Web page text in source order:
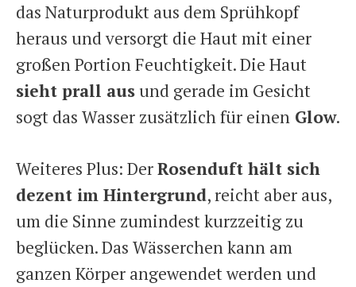
das Naturprodukt aus dem Sprühkopf
heraus und versorgt die Haut mit einer
großen Portion Feuchtigkeit. Die Haut
sieht prall aus und gerade im Gesicht
sogt das Wasser zusätzlich für einen Glow.
Weiteres Plus: DerRosenduft hält sich
dezent im Hintergrund, reicht aber aus,
um die Sinne zumindest kurzzeitig zu
beglücken. Das Wässerchen kann am
ganzen Körper angewendet werden und